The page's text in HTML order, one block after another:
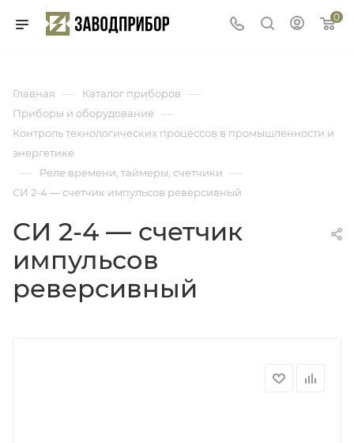
0
Главная — Каталог приборов —
Приборы и оборудование —
Контроль технологических процессов в промышленности и
энергетике
— Реле времени, таймеры, счетчики —
СИ 2-4 — счетчик импульсов реверсивный
СИ 2-4 — счетчик
импульсов
реверсивный